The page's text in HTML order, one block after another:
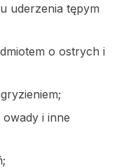
uderzenia tępym
o ostrych i
i inne